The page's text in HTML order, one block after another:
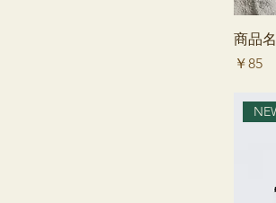
商品名
価格
￥85